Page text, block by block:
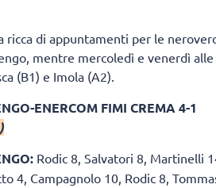
ricca di appuntamenti per le
mentre mercoledì e venerdì alle
(B1) e Imola (A2).
ENERCOM FIMI CREMA 4-1
Rodic 8, Salvatori 8, Martinelli
4, Campagnolo 10, Rodic 8,